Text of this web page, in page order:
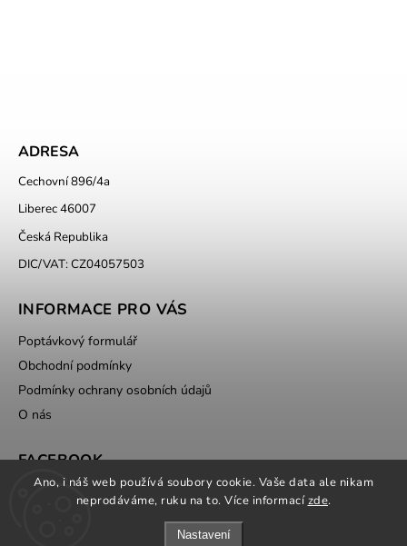
Ano, i náš web používá soubory cookie. Vaše data ale nikam
neprodáváme, ruku na to. Více informacízde.
Nastavení
ADRESA
Cechovní 896/4a
Liberec 46007
Česká Republika
DIC/VAT: CZ04057503
INFORMACE PRO VÁS
Poptávkový formulář
Obchodní podmínky
Podmínky ochrany osobních údajů
O nás
FACEBOOK